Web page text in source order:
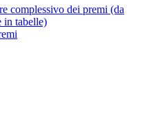
complessivo dei premi (da
in tabelle)